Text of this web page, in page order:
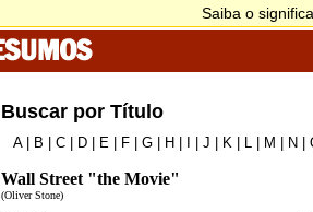
Buscar por Título
A| B C D E F G H J K L M N
Wall Street "the Movie"
(Oliver Stone)